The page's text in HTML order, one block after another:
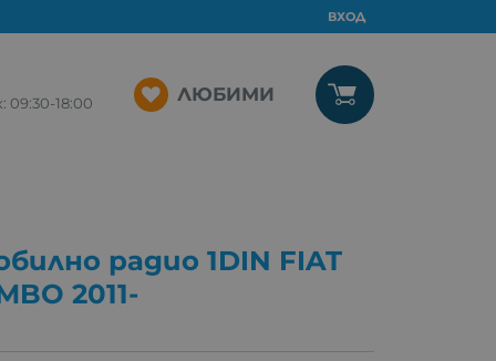
ВХОД
18:00 ЛЮБИМИ
радио 1DIN FIAT
2011-